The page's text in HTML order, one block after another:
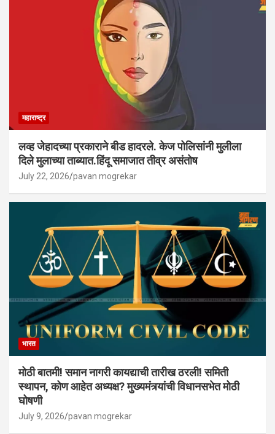
महाराष्ट्र
लव्ह जेहादच्या प्रकाराने बीड हादरले. केज पोलिसांनी मुलीला
दिले मुलाच्या ताब्यात.हिंदू समाजात तीव्र असंतोष
July 22, 2026 pavan mogrekar
भारत
मोठी बातमी! समान नागरी कायद्याची तारीख ठरली! समिती
स्थापन, कोण आहेत अध्यक्ष? मुख्यमंत्र्यांची विधानसभेत मोठी
घोषणी
July 9, 2026 pavan mogrekar